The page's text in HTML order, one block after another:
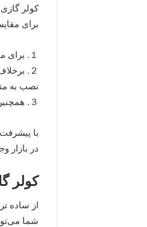
کولر
برای
１. برای متراژهای کوچک یا مکان‌های که دارای اتاقهای جداگانه هستند پیشنهاد می‌شود.
２.
نصب به
３. همچنین کولر گازی پنجره ای قابلیت حمل برای هر محلی که می خواهید، را دارد.
با
در بازار
کولر
از ساده
شما